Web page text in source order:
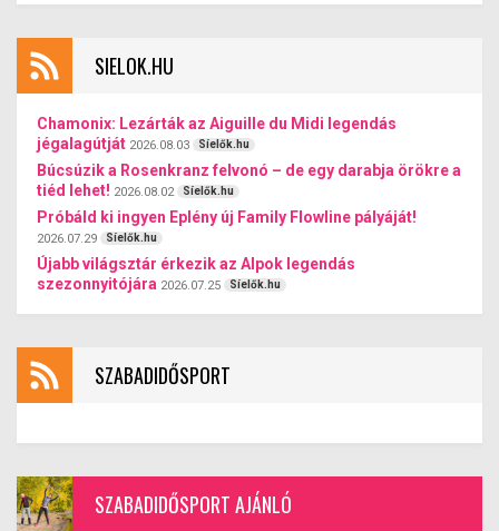
nyaralás Karintia hotelfaluiban felejthetetlen
élménnyé válik gyermekek és felnőttek
autómentes, a parkolás kizárólag a
például „besüllyedhetünk” az erdőbe, akár itthon
is. Hőség helyett erdőfürdő.
SIELOK.HU
Chamonix: Lezárták az Aiguille du Midi legendás
jégalagútját 2026.08.03 Síelők.hu
Búcsúzik a Rosenkranz felvonó – de egy darabja örökre a
tiéd lehet! 2026.08.02 Síelők.hu
Próbáld ki ingyen Eplény új Family Flowline pályáját!
2026.07.29 Síelők.hu
Újabb világsztár érkezik az Alpok legendás
szezonnyitójára 2026.07.25 Síelők.hu
SZABADIDŐSPORT
SZABADIDŐSPORT AJÁNLÓ